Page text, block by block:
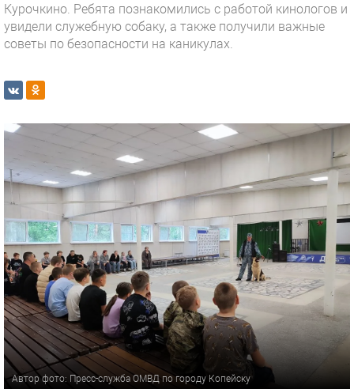
Курочкино. Ребята познакомились с работой кинологов и
увидели служебную собаку, а также получили важные
советы по безопасности на каникулах.
Автор фото: Пресс-служба ОМВД по городу Копейску